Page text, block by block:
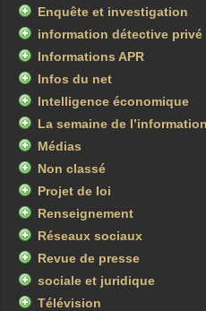
Enquête et investigation
information détective privé
Informations APR
Infos du net
Intelligence économique
La semaine de
Médias
Non classé
Projet de loi
Renseignement
Réseaux sociaux
Revue de presse
sociale et juridique
Télévision